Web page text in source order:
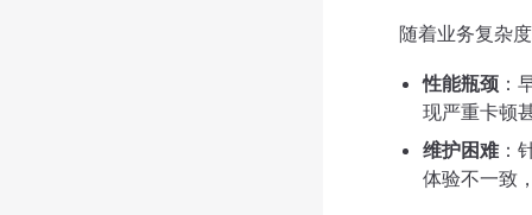
随着业务复杂
性能瓶颈 ：
现严重卡顿
维护困难：
体验不一致